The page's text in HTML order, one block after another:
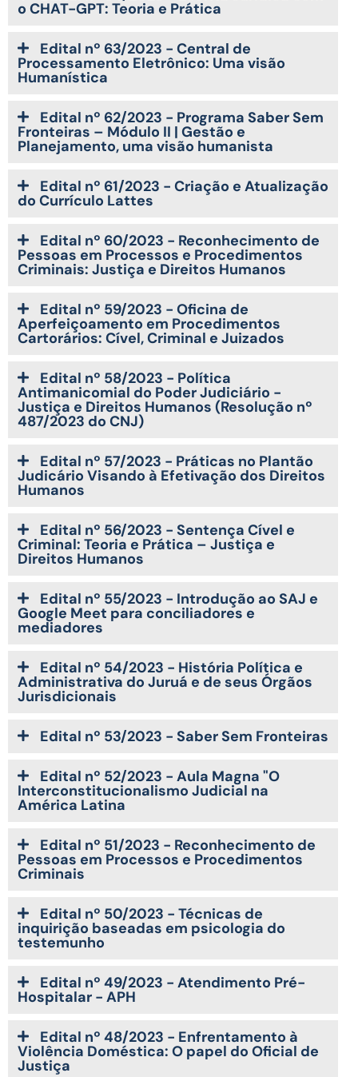
o CHAT-GPT: Teoria e Prática
Edital nº 63/2023 - Central de
Processamento Eletrônico: Uma visão
Humanística
Edital nº 62/2023 - Programa Saber Sem
Fronteiras – Módulo II | Gestão e
Planejamento, uma visão humanista
Edital nº 61/2023 - Criação e Atualização
do Currículo Lattes
Edital nº 60/2023 - Reconhecimento de
Pessoas em Processos e Procedimentos
Criminais: Justiça e Direitos Humanos
Edital nº 59/2023 - Oficina de
Aperfeiçoamento em Procedimentos
Cartorários: Cível, Criminal e Juizados
Edital nº 58/2023 - Política
Antimanicomial do Poder Judiciário -
Justiça e Direitos Humanos (Resolução nº
487/2023 do CNJ)
Edital nº 57/2023 - Práticas no Plantão
Judicário Visando à Efetivação dos Direitos
Humanos
Edital nº 56/2023 - Sentença Cível e
Criminal: Teoria e Prática – Justiça e
Direitos Humanos
Edital nº 55/2023 - Introdução ao SAJ e
Google Meet para conciliadores e
mediadores
Edital nº 54/2023 - História Política e
Administrativa do Juruá e de seus Órgãos
Jurisdicionais
Edital nº 53/2023 - Saber Sem Fronteiras
Edital nº 52/2023 - Aula Magna "O
Interconstitucionalismo Judicial na
América Latina
Edital nº 51/2023 - Reconhecimento de
Pessoas em Processos e Procedimentos
Criminais
Edital nº 50/2023 - Técnicas de
inquirição baseadas em psicologia do
testemunho
Edital nº 49/2023 - Atendimento Pré-
Hospitalar - APH
Edital nº 48/2023 - Enfrentamento à
Violência Doméstica: O papel do Oficial de
Justiça